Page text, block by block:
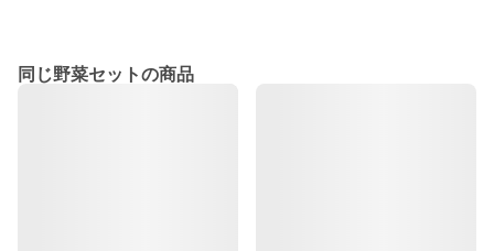
同じ野菜セットの商品